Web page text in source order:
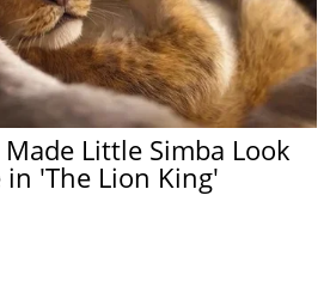
Little Simba Look
in 'The Lion King'